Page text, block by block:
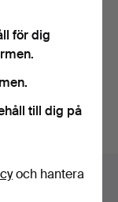
för dig
till dig på
och hantera